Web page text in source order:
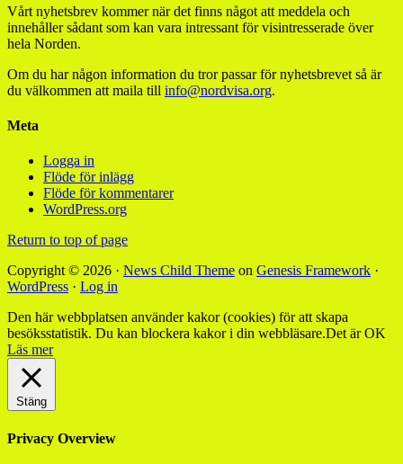
Vårt nyhetsbrev kommer när det finns något att meddela och
innehåller sådant som kan vara intressant för visintresserade över
hela Norden.
Om du har någon information du tror passar för nyhetsbrevet så är
du välkommen att maila till info@nordvisa.org.
Meta
Logga in
Flöde för inlägg
Flöde för kommentarer
WordPress.org
Return to top of page
Copyright © 2026 · News Child Theme on Genesis Framework ·
WordPress · Log in
Den här webbplatsen använder kakor (cookies) för att skapa
besöksstatistik. Du kan blockera kakor i din webbläsare.Det är OK
Läs mer
Stäng
Privacy Overview